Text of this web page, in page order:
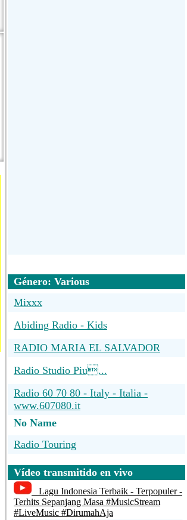
Género: Various
Mixxx
Abiding Radio - Kids
RADIO MARIA EL SALVADOR
Radio Studio Piu...
Radio 60 70 80 - Italy - Italia -
www.607080.it
No Name
Radio Touring
RTL 102.5
RTL Berlin Event-Channel
Radio TWM
Vídeo transmitido en vivo
Lagu Indonesia Terbaik - Terpopuler -
Terhits Sepanjang Masa #MusicStream
#LiveMusic #DirumahAja